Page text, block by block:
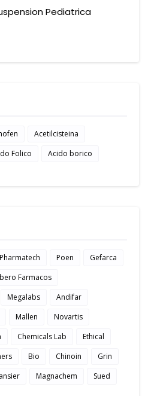
Pediatrica
Acetilcisteina
Folico Acido borico
Pharmatech Poen
Gefarca
Farmacos
Megalabs
Andifar
Mallen
Novartis
Chemicals Lab
Ethical
Bio Chinoin
Grin
Magnachem Sued